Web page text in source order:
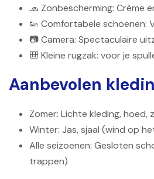
🧢 Zonbescherming: Crème
👟 Comfortabele schoenen:
📷 Camera: Spectaculaire
🎒 Kleine rugzak: voor je
Aanbevolen
Zomer: Lichte kleding, hoed,
Winter: Jas, sjaal (wind op
Alle seizoenen: Gesloten
trappen)